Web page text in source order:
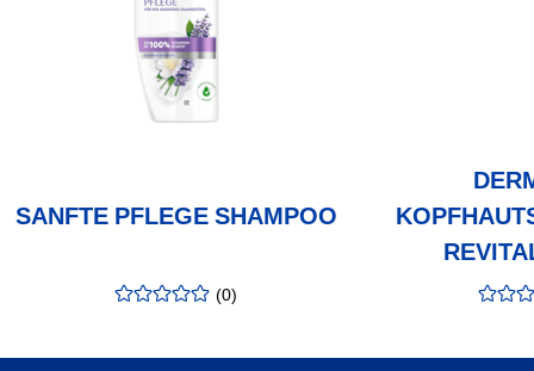
SANFTE PFLEGE SHAMPOO
Bewertung (0)